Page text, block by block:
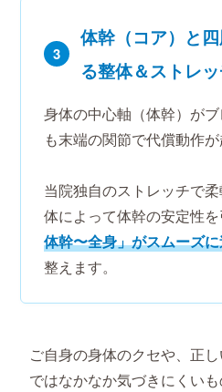
3
体幹（コア）と
る整体＆ストレ
身体の中心軸（体幹）が
も末端の関節で代償動作が
当院独自のストレッチで
体によって体幹の安定性を
体幹〜全身」がスムーズ
整えます。
ご自身の身体のクセや、正
ではなかなか気づきにくい